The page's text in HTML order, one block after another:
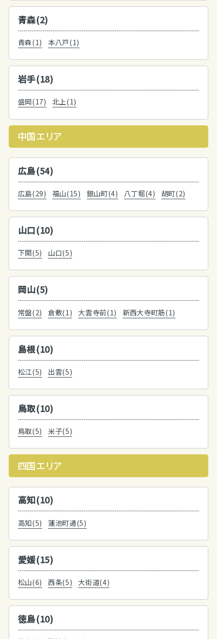
青森(2)
青森(1) 本八戸(1)
岩手(18)
盛岡(17) 北上(1)
中国エリア
広島(54)
広島(29) 福山(15) 銀山町(4) 八丁堀(4) 胡町(2)
山口(10)
下関(5) 山口(5)
岡山(5)
常盤(2) 倉敷(1) 大雲寺前(1) 新西大寺町筋(1)
島根(10)
松江(5) 出雲(5)
鳥取(10)
鳥取(5) 米子(5)
四国エリア
高知(10)
高知(5) 蓮池町通(5)
愛媛(15)
松山(6) 西条(5) 大街道(4)
徳島(10)